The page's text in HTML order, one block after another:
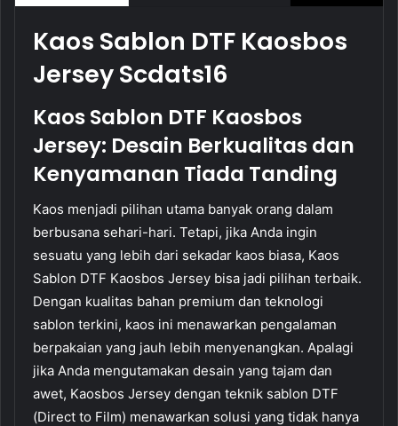
Kaos Sablon DTF Kaosbos
Jersey Scdats16
Kaos Sablon DTF Kaosbos
Jersey: Desain Berkualitas dan
Kenyamanan Tiada Tanding
Kaos menjadi pilihan utama banyak orang dalam
berbusana sehari-hari. Tetapi, jika Anda ingin
sesuatu yang lebih dari sekadar kaos biasa, Kaos
Sablon DTF Kaosbos Jersey bisa jadi pilihan terbaik.
Dengan kualitas bahan premium dan teknologi
sablon terkini, kaos ini menawarkan pengalaman
berpakaian yang jauh lebih menyenangkan. Apalagi
jika Anda mengutamakan desain yang tajam dan
awet, Kaosbos Jersey dengan teknik sablon DTF
(Direct to Film) menawarkan solusi yang tidak hanya